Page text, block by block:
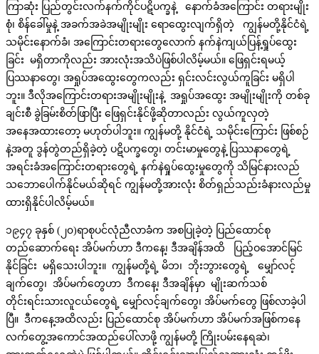
ကြာဆုံး ပြည်တွင်းလက်နက်ကိုင်ပဋိပက္ခနဲ့ နောက်ခံအကြောင်း တရားမျိုး
စုံ၊ စိန်ခေါ်မှုနဲ့ အခက်အခဲအမျိုးမျိုး ရောထွေးလျက်ရှိတဲ့ ကျွန်မတို့နိုင်ငံရဲ့
သမိုင်းနောက်ခံ၊ အကြောင်းတရားတွေလောက် နက်နဲကျယ်ပြန့်ရှုပ်ထွေး
ခြင်း မရှိတာကိုလည်း အားလုံးအသိပဲဖြစ်ပါလိမ့်မယ်။ ဖြေရှင်းရမယ့်
ပြဿနာတွေ၊ အရှုပ်အထွေးတွေကလည်း ရှင်းလင်းလွယ်ကူခြင်း မရှိပါ
ဘူး။ ဒီလိုအကြောင်းတရားအမျိုးမျိုးနဲ့ အရှုပ်အထွေး အမျိုးမျိုးကို တစ်ခု
ချင်းစီ ခွဲခြမ်းစိတ်ဖြာပြီး ဖြေရှင်းနိုင်ဖို့ဆိုတာလည်း လွယ်ကူလှတဲ့
အနေအထားတော့ မဟုတ်ပါဘူး။ ကျွန်မတို့ နိုင်ငံရဲ့ သမိုင်းကြောင်း ဖြစ်စဉ်
နဲ့အတူ ဒွန်တွဲတည်ရှိခဲ့တဲ့ ပဋိပက္ခတွေ၊ တင်းမာမှုတွေနဲ့ ပြဿနာတွေရဲ့
အရင်းခံအကြောင်းတရားတွေရဲ့ နက်နဲရှုပ်ထွေးမှုတွေကို သိမြင်နားလည်
သဘောပေါက်နိုင်မယ်ဆိုရင် ကျွန်မတို့အားလုံး စိတ်ရှည်သည်းခံနားလည်မှု
ထားရှိနိုင်ပါလိမ့်မယ်။
၁၉၄၇ ခုနှစ် (၂၀)ရာစုပင်လုံညီလာခံက အစပြုခဲ့တဲ့ ပြည်ထောင်စု
တည်ဆောက်ရေး အိပ်မက်ဟာ ဒီကနေ့၊ ဒီအချိန်အထိ ပြည့်ဝအောင်မြင်
နိုင်ခြင်း မရှိသေးပါဘူး။ ကျွန်မတို့ရဲ့ မိဘ၊ ဘိုးဘွားတွေရဲ့ မျှော်လင့်
ချက်တွေ၊ အိပ်မက်တွေဟာ ဒီကနေ့၊ ဒီအချိန်မှာ မျိုးဆက်သစ်
တိုင်းရင်းသားလူငယ်တွေရဲ့ မျှော်လင့်ချက်တွေ၊ အိပ်မက်တွေ ဖြစ်လာခဲ့ပါ
ပြီ။ ဒီကနေ့အထိလည်း ပြည်ထောင်စု အိပ်မက်ဟာ အိပ်မက်အဖြစ်ကနေ
လက်တွေ့အကောင်အထည်ပေါ်လာဖို့ ကျွန်မတို့ ကြိုးပမ်းနေရဆဲ၊